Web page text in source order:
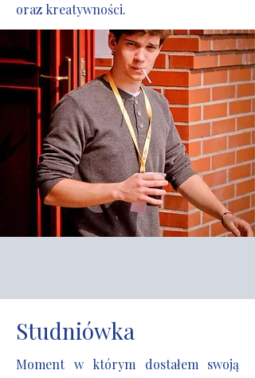
oraz kreatywności.
Studniówka
Moment w którym dostałem swoją